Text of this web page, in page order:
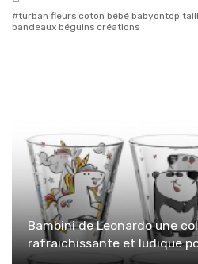
with
turban fleurs coton bébé babyontop
bandeaux béguins créations
Bambini de Leonardo une
rafraichissante et ludique